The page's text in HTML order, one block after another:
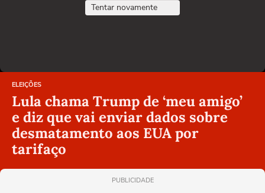
Tentar novamente
ELEIÇÕES
Lula chama Trump de ‘meu amigo’
e diz que vai enviar dados sobre
desmatamento aos EUA por
tarifaço
PUBLICIDADE